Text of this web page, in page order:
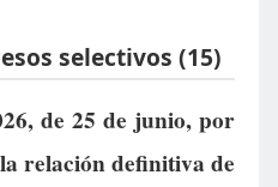
selectivos (15)
de 25 de junio, por
relación definitiva de